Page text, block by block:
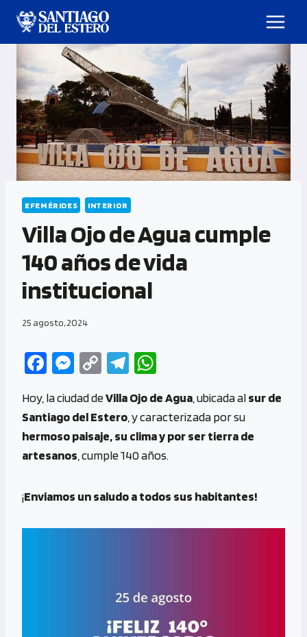
EFEMÉRIDES INTERIOR
Villa Ojo de Agua cumple
140 años de vida
institucional
25 agosto, 2024
Fa
b
o
o
M
se
n
g
C
py
Li
n
Te
gr
a
m
at
s
A
p
Hoy, la ciudad deVilla Ojo de Agua , ubicada alsur de
Santiago del Estero , y caracterizada por su
hermoso paisaje, su clima y por ser tierra de
artesanos , cumple 140 años.
¡Enviamos un saludo a todos sus habitantes!